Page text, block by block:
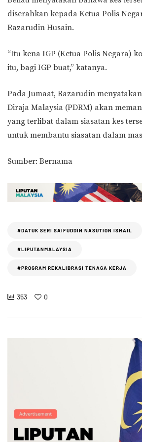
diserahkan kepada Ketua Polis
Razarudin Husain.
“Itu kena IGP (Ketua Polis Negara)
itu, bagi IGP buat,” katanya.
Pada Jumaat, Razarudin
Diraja Malaysia (PDRM) akan
yang terlibat dalam siasatan kes
untuk membantu siasatan dalam
Sumber: Bernama
#DATUK SERI SAIFUDDIN NASUTION ISMAIL
#LIPUTANMALAYSIA
#PROGRAM REKALIBRASI TENAGA KERJA
353 0